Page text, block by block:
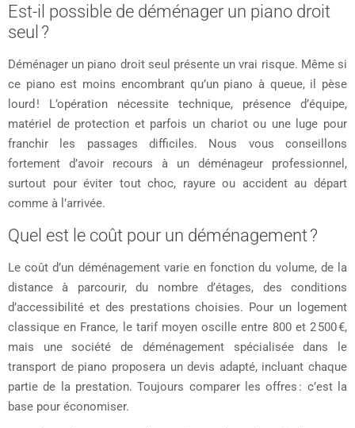
Est-il possible de déménager un piano droit
seul ?
Déménager un piano droit seul présente un vrai risque. Même si
ce piano est moins encombrant qu’un piano à queue, il pèse
lourd ! L’opération nécessite technique, présence d’équipe,
matériel de protection et parfois un chariot ou une luge pour
franchir les passages difficiles. Nous vous conseillons
fortement d’avoir recours à un déménageur professionnel,
surtout pour éviter tout choc, rayure ou accident au départ
comme à l’arrivée.
Quel est le coût pour un déménagement ?
Le coût d’un déménagement varie en fonction du volume, de la
distance à parcourir, du nombre d’étages, des conditions
d’accessibilité et des prestations choisies. Pour un logement
classique en France, le tarif moyen oscille entre 800 et 2 500 €,
mais une société de déménagement spécialisée dans le
transport de piano proposera un devis adapté, incluant chaque
partie de la prestation. Toujours comparer les offres : c’est la
base pour économiser.